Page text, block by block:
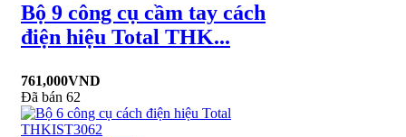
Bộ 9 công cụ cầm tay cách
điện hiệu Total THK...
761,000VND
Đã bán 62